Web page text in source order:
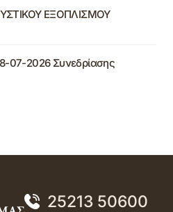
ΕΞΟΠΛΙΣΜΟΥ
07-2026 Συνεδρίασης
25213 50600